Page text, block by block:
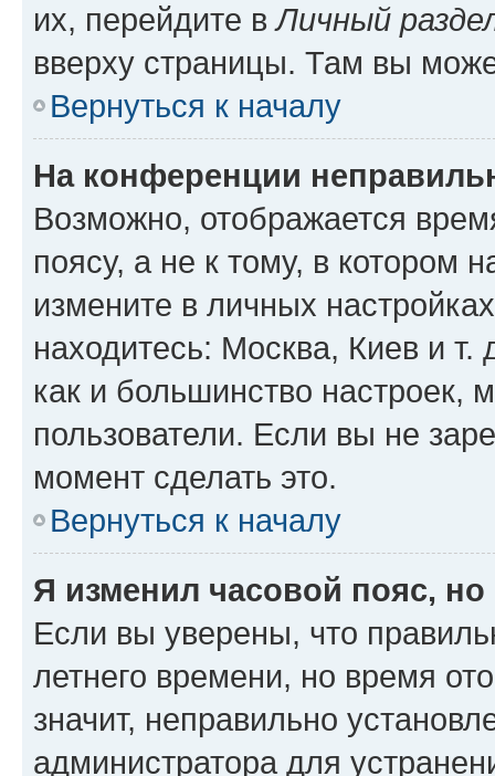
их, перейдите вЛичный
вверху страницы. Там вы
Вернуться к началу
На конференции
Возможно, отображается
поясу, а не к тому, в котором
измените в личных
находитесь: Москва, Киев и т.
как и большинство настроек,
пользователи. Если вы не
момент сделать это.
Вернуться к началу
Я изменил часовой пояс,
Если вы уверены, что
летнего времени, но время
значит, неправильно
администратора для